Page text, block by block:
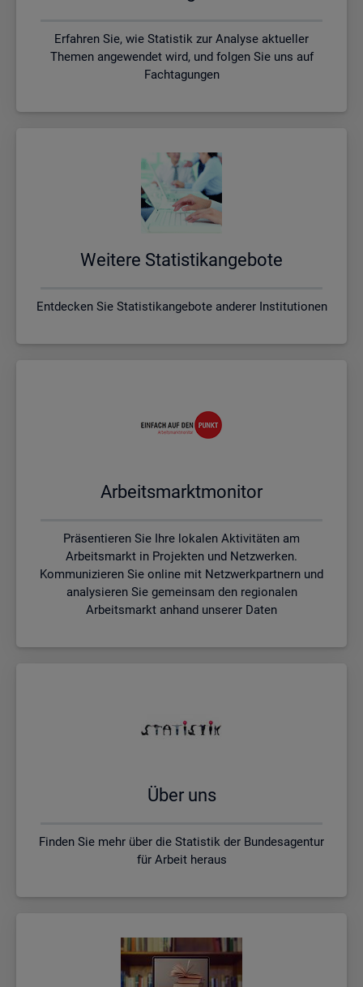
Erfahren Sie, wie Statistik zur Analyse aktueller
Themen angewendet wird, und folgen Sie uns auf
Fachtagungen
Wei­te­re Sta­tis­tik­an­ge­bo­te
Entdecken Sie Statistikangebote anderer Institutionen
Ar­beits­markt­mo­ni­tor
Präsentieren Sie Ihre lokalen Aktivitäten am
Arbeitsmarkt in Projekten und Netzwerken.
Kommunizieren Sie online mit Netzwerkpartnern und
analysieren Sie gemeinsam den regionalen
Arbeitsmarkt anhand unserer Daten
Über uns
Finden Sie mehr über die Statistik der Bundesagentur
für Arbeit heraus